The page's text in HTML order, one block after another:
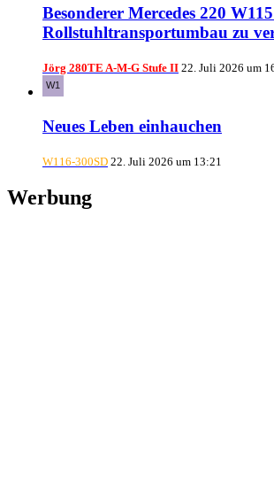
Besonderer Mercedes 220
Rollstuhltransportumbau zu
Jörg 280TE A-M-G Stufe II 22. Juli 2026 um
Neues Leben einhauchen
W116-300SD 22. Juli 2026 um 13:21
Werbung